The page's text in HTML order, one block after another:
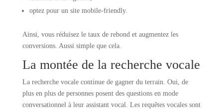
optez pour un site mobile-friendly.
Ainsi, vous réduisez le taux de rebond et augmentez les
conversions. Aussi simple que cela.
La montée de la recherche vocale
La recherche vocale continue de gagner du terrain. Oui, de
plus en plus de personnes posent des questions en mode
conversationnel à leur assistant vocal. Les requêtes vocales sont